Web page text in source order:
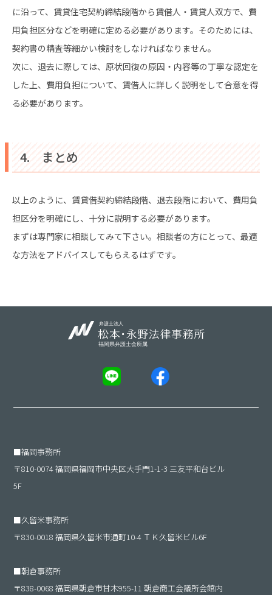
に沿って、賃貸住宅契約締結段階から賃借人・賃貸人双方で、費
用負担区分などを明確に定める必要があります。そのためには、
契約書の精査等細かい検討をしなければなりません。
次に、退去に際しては、原状回復の原因・内容等の丁寧な認定を
した上、費用負担について、賃借人に詳しく説明をして合意を得
る必要があります。
4. まとめ
以上のように、賃貸借契約締結段階、退去段階において、費用負
担区分を明確にし、十分に説明する必要があります。
まずは専門家に相談してみて下さい。相談者の方にとって、最適
な方法をアドバイスしてもらえるはずです。
■福岡事務所
〒810-0074 福岡県福岡市中央区大手門1-1-3 三友平和台ビル
5F
■久留米事務所
〒830-0018 福岡県久留米市通町10-4 ＴＫ久留米ビル6F
■朝倉事務所
〒838-0068 福岡県朝倉市甘木955-11 朝倉商工会議所会館内